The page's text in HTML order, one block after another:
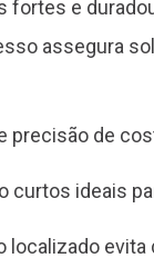
fortes e
assegura
precisão de
curtos ideais
localizado